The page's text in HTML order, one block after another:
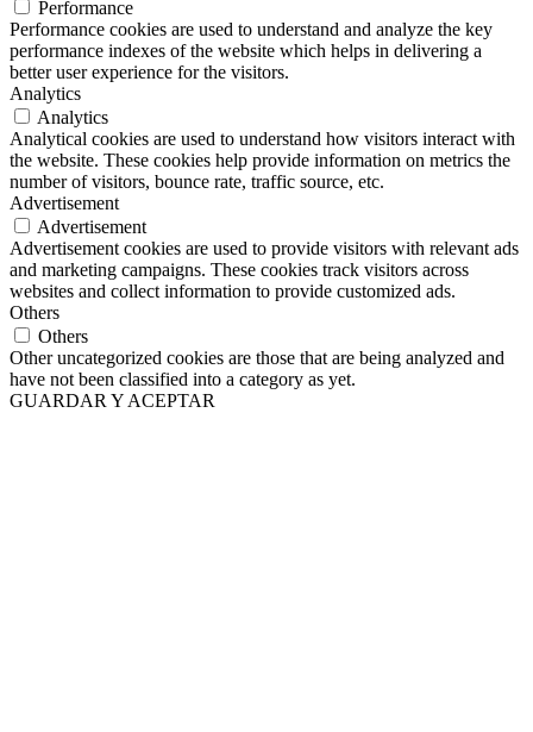
Performance
Performance cookies are used to understand and analyze the key
performance indexes of the website which helps in delivering a
better user experience for the visitors.
Analytics
Analytics
Analytical cookies are used to understand how visitors interact with
the website. These cookies help provide information on metrics the
number of visitors, bounce rate, traffic source, etc.
Advertisement
Advertisement
Advertisement cookies are used to provide visitors with relevant ads
and marketing campaigns. These cookies track visitors across
websites and collect information to provide customized ads.
Others
Others
Other uncategorized cookies are those that are being analyzed and
have not been classified into a category as yet.
GUARDAR Y ACEPTAR